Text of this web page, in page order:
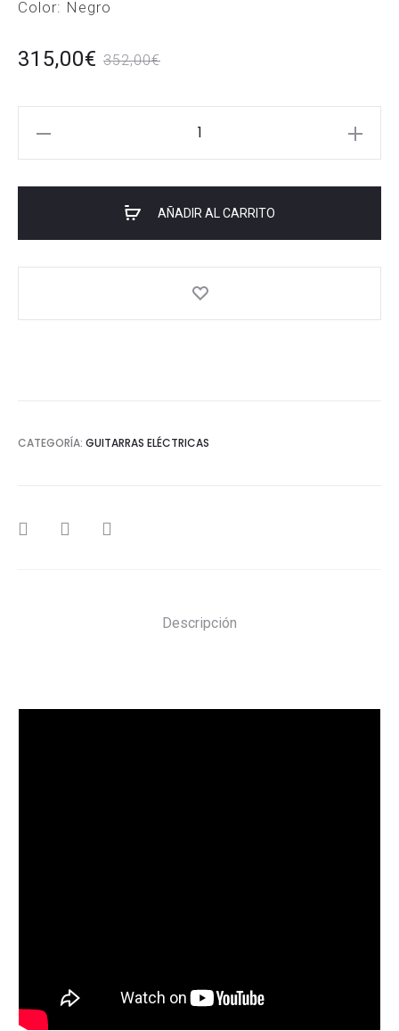
Color: Negro
352,00€
El
original
315,00€
AÑADIR AL CARRITO
CATEGORÍA: GUITARRAS ELÉCTRICAS
SHARE
Descripción